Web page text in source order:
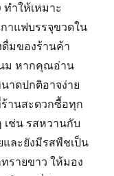
ำให้เหมาะ
าแฟบรรจุขวดใน
มของร้านค้า
ม หากคุณอ่าน
าดปกติอาจง่าย
านสะดวกซื้อทุก
ช่น รสหวานกับ
ละยังมีรสพืชเป็น
รายขาว ให้มอง